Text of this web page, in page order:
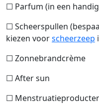
☐ Parfum (in een handig
☐ Scheerspullen
kiezen voorscheerzeep
☐ Zonnebrandcrème
☐ After sun
☐